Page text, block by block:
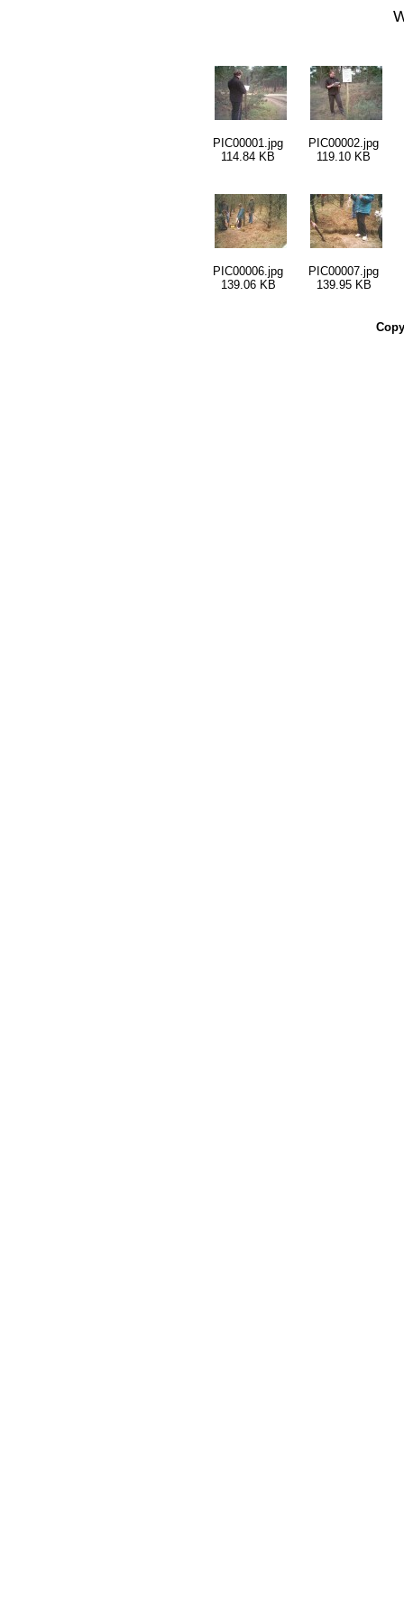
PIC00001.jpg
114.84 KB
PIC00002.jpg
119.10 KB
PIC00006.jpg
139.06 KB
PIC00007.jpg
139.95 KB